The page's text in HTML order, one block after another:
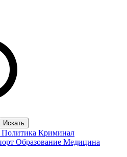
Политика Криминал
Образование Медицина